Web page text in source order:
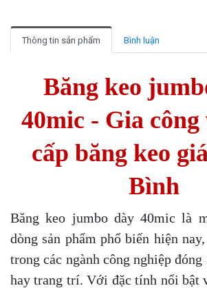
Thông tin sản phẩm Bình luận
Băng keo
40mic - Gia công
cấp băng keo
Bình
Băng keo jumbo dày 40mic là
dòng sản phẩm phổ biến hiện
trong các ngành công nghiệp
hay trang trí. Với đặc tính nổi bật